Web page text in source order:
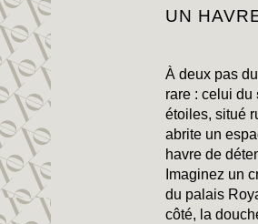
UN
À deux pas
rare : celui du
étoiles, situé
abrite un
havre de
Imaginez un
du palais
côté, la